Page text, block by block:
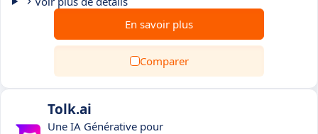
En savoir plus
Comparer
Tolk.ai
Une IA Générative pour